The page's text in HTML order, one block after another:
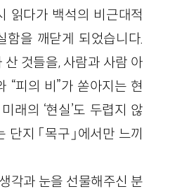
읽다가 백석의 비근대적
함을 깨닫게 되었습니다.
것들을, 사람과 사람 아
“피의 비”가 쏟아지는 현
래의 ‘현실’도 두렵지 않
지 「목구」에서만 느끼
각과 눈을 선물해주신 분